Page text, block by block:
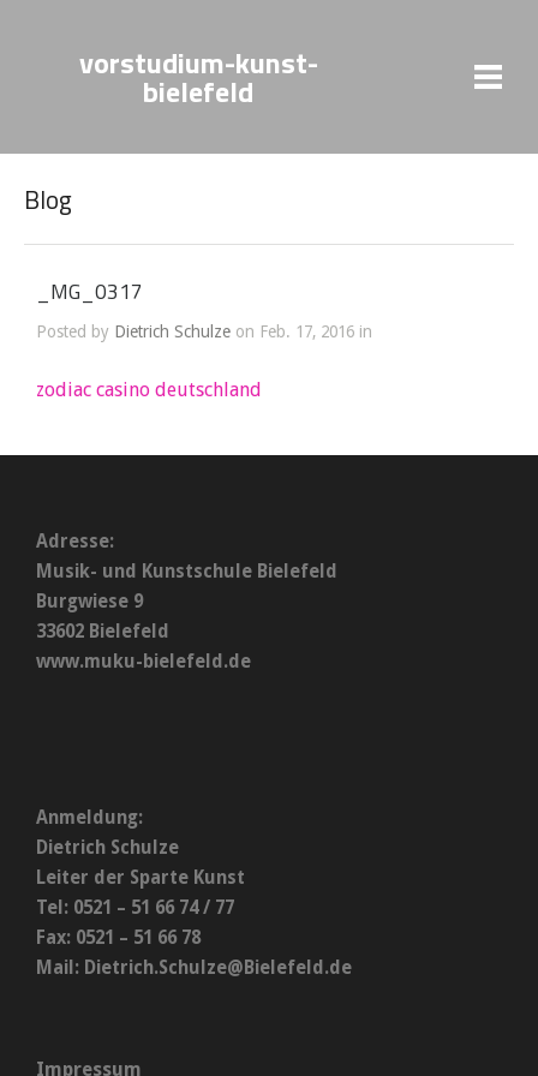
vorstudium-kunst-
bielefeld
Blog
_MG_0317
Posted by Dietrich Schulze on Feb. 17, 2016 in
zodiac casino deutschland
Adresse:
Musik- und Kunstschule Bielefeld
Burgwiese 9
33602 Bielefeld
www.muku-bielefeld.de
Anmeldung:
Dietrich Schulze
Leiter der Sparte Kunst
Tel: 0521 – 51 66 74 / 77
Fax: 0521 – 51 66 78
Mail: Dietrich.Schulze@Bielefeld.de
Impressum